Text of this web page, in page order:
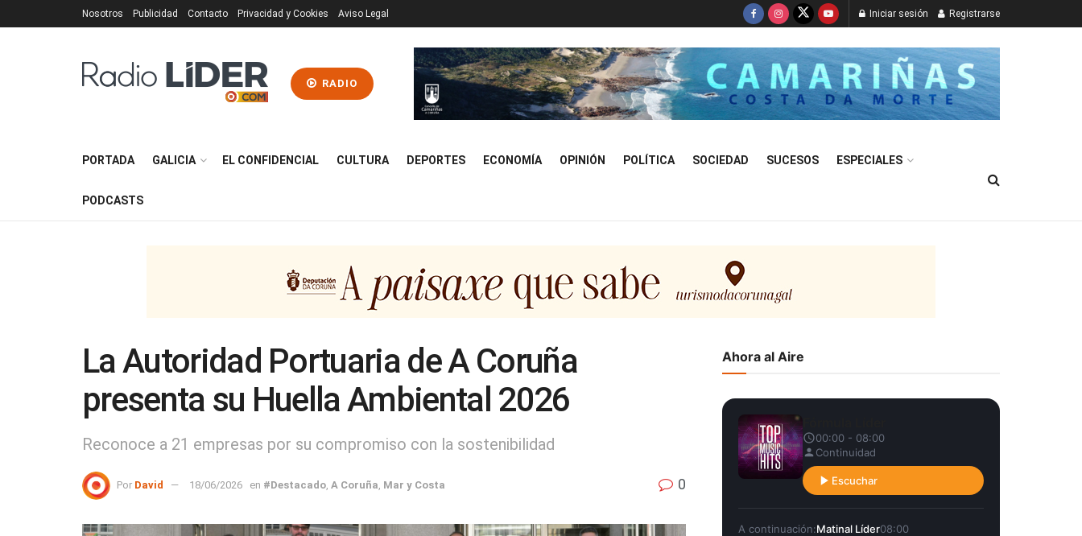
Nosotros Publicidad Contacto Privacidad y Cookies Aviso Legal Iniciar sesión Registrarse
RADIO
PORTADA GALICIA EL CONFIDENCIAL CULTURA DEPORTES ECONOMÍA OPINIÓN POLÍTICA SOCIEDAD SUCESOS ESPECIALES
PODCASTS
La Autoridad Portuaria de A Coruña
presenta su Huella Ambiental 2026
Reconoce a 21 empresas por su compromiso con la sostenibilidad
Por David 18/06/2026 en #Destacado A Coruña Mar y Costa 0
Ahora al Aire
00:00 - 08:00
Continuidad
Escuchar
A continuación:Matinal Líder08:00